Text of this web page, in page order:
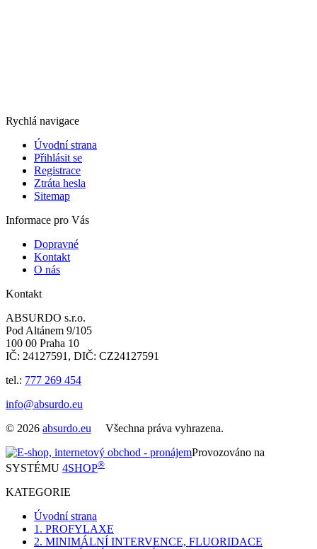
Rychlá navigace
Úvodní strana
Přihlásit se
Registrace
Ztráta hesla
Sitemap
Informace pro Vás
Dopravné
Kontakt
O nás
Kontakt
ABSURDO s.r.o.
Pod Altánem 9/105
100 00 Praha 10
IČ: 24127591, DIČ: CZ24127591
tel.: 777 269 454
info@absurdo.eu
© 2026 absurdo.eu Všechna práva vyhrazena.
Provozováno na
SYSTÉMU 4SHOP®
KATEGORIE
Úvodní strana
1. PROFYLAXE
2. MINIMÁLNÍ INTERVENCE, FLUORIDACE